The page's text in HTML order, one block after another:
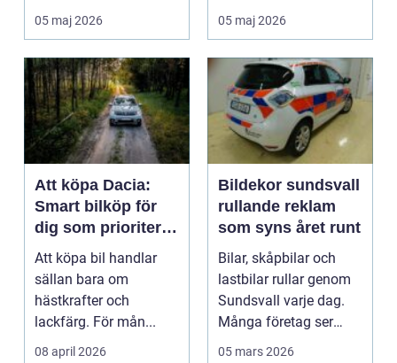
lägger stor omsorg p...
05 maj 2026
bara byte av olja och
brom...
05 maj 2026
Att köpa Dacia:
Smart bilköp för
dig som prioriterar
värde framför
status
Att köpa bil handlar
sällan bara om
hästkrafter och
lackfärg. För mån...
08 april 2026
Bildekor sundsvall
rullande reklam
som syns året runt
Bilar, skåpbilar och
lastbilar rullar genom
Sundsvall varje dag.
Många företag ser
fortfarande fordo...
05 mars 2026